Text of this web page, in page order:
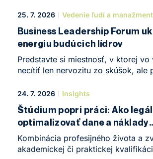
25. 7. 2026 Vedenie ľudí a
Business Leadership Forum
energiu budúcich lídrov
Predstavte si miestnosť, v ktorej vo
necítiť len nervozitu zo skúšok, ale
zavládla koncom mája v NEWTON
Clube v Brne. Konalo sa tu Business
Forum, komorná, no o to
konferencia, ktorá symbolicky
štúdia rovnomenného programu.
24. 7. 2026 Insights
Štúdium popri práci: Ako
optimalizovať dane a náklady
na vzdelávanie
Kombinácia profesijného života a
akademickej či praktickej